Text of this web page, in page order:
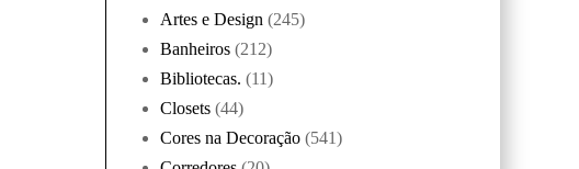
Artes e Design (245)
Banheiros (212)
Bibliotecas. (11)
Closets (44)
Cores na Decoração (541)